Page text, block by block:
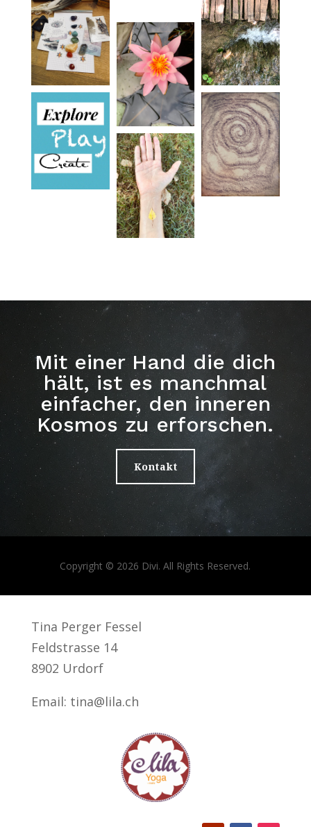
Mit einer Hand die dich
hält, ist es manchmal
einfacher, den inneren
Kosmos zu erforschen.
Kontakt
Copyright © 2026 Divi. All Rights Reserved.
Tina Perger Fessel
Feldstrasse 14
8902 Urdorf
Email: tina@lila.ch